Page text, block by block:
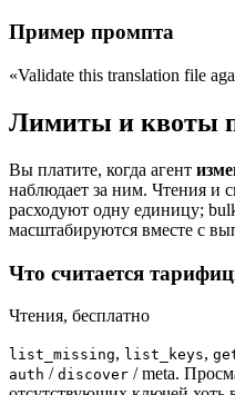
Пример промпта
«Validate this translation file
Лимиты и квоты
Вы платите, когда агент
наблюдает за ним. Чтения и
расходуют одну единицу;
масштабируются вместе с
Что считается
Чтения, бесплатно
list_missing, list_keys,
auth / discover / meta.